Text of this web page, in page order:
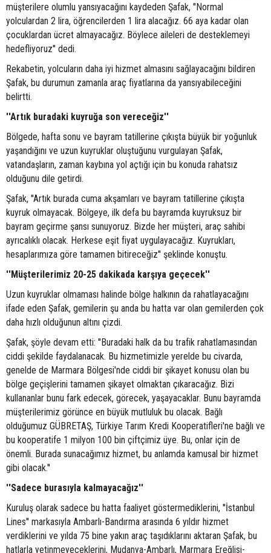
müşterilere olumlu yansıyacağını kaydeden Şafak, ''Normal
yolculardan 2 lira, öğrencilerden 1 lira alacağız. 66 aya kadar olan
çocuklardan ücret almayacağız. Böylece aileleri de desteklemeyi
hedefliyoruz'' dedi.
Rekabetin, yolcuların daha iyi hizmet almasını sağlayacağını bildiren
Şafak, bu durumun zamanla araç fiyatlarına da yansıyabileceğini
belirtti.
''Artık buradaki kuyruğa son vereceğiz''
Bölgede, hafta sonu ve bayram tatillerine çıkışta büyük bir yoğunluk
yaşandığını ve uzun kuyruklar oluştuğunu vurgulayan Şafak,
vatandaşların, zaman kaybına yol açtığı için bu konuda rahatsız
olduğunu dile getirdi.
Şafak, ''Artık burada cuma akşamları ve bayram tatillerine çıkışta
kuyruk olmayacak. Bölgeye, ilk defa bu bayramda kuyruksuz bir
bayram geçirme şansı sunuyoruz. Bizde her müşteri, araç sahibi
ayrıcalıklı olacak. Herkese eşit fiyat uygulayacağız. Kuyrukları,
hesaplarımıza göre tamamen bitireceğiz'' şeklinde konuştu.
''Müşterilerimiz 20-25 dakikada karşıya geçecek''
Uzun kuyruklar olmaması halinde bölge halkının da rahatlayacağını
ifade eden Şafak, gemilerin şu anda bu hatta var olan gemilerden çok
daha hızlı olduğunun altını çizdi.
Şafak, şöyle devam etti: ''Buradaki halk da bu trafik rahatlamasından
ciddi şekilde faydalanacak. Bu hizmetimizle yerelde bu civarda,
genelde de Marmara Bölgesi'nde ciddi bir şikayet konusu olan bu
bölge geçişlerini tamamen şikayet olmaktan çıkaracağız. Bizi
kullananlar bunu fark edecek, görecek, yaşayacaklar. Bunu bayramda
müşterilerimiz görünce en büyük mutluluk bu olacak. Bağlı
olduğumuz GÜBRETAŞ, Türkiye Tarım Kredi Kooperatifleri'ne bağlı ve
bu kooperatife 1 milyon 100 bin çiftçimiz üye. Bu, onlar için de
önemli. Burada sunacağımız hizmet, bu anlamda kamusal bir hizmet
gibi olacak.''
''Sadece burasıyla kalmayacağız''
Kuruluş olarak sadece bu hatta faaliyet göstermediklerini, ''İstanbul
Lines'' markasıyla Ambarlı-Bandırma arasında 6 yıldır hizmet
verdiklerini ve yılda 75 bine yakın araç taşıdıklarını aktaran Şafak, bu
hatlarla yetinmeyeceklerini, Mudanya-Ambarlı, Marmara Ereğlisi-